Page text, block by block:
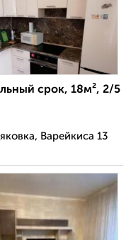
срок, 18м², 2/5
Варейкиса 13